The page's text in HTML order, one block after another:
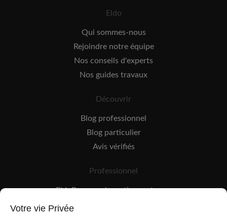
Eldo
Qui sommes-nous
Rejoindre notre équipe
Nos conseils d'experts
Nos guides travaux
Découvrir
Blog professionnel
Blog particulier
Avis vérifiés
Professionnel
EldoPro pour les artisans et pros
EldoNetwork pour les réseaux, marques et industriels
Votre vie Privée